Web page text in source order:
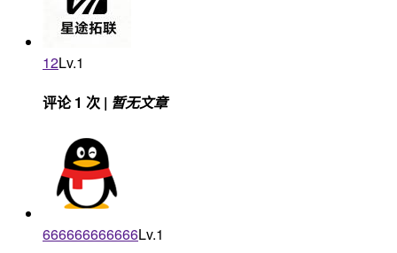
12Lv.1
评论 1 次 | 暂无文章
666666666666Lv.1